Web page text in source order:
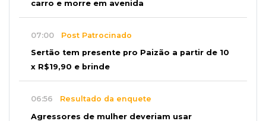
carro e morre em avenida
07:00 Post Patrocinado
Sertão tem presente pro Paizão a partir de 10
x R$19,90 e brinde
06:56 Resultado da enquete
Agressores de mulher deveriam usar